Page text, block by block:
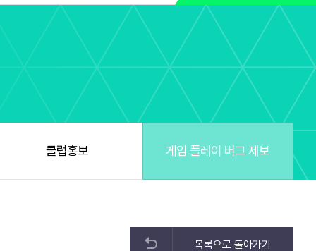
클럽홍보 게임 플레이 버그 제보
목록으로 돌아가기